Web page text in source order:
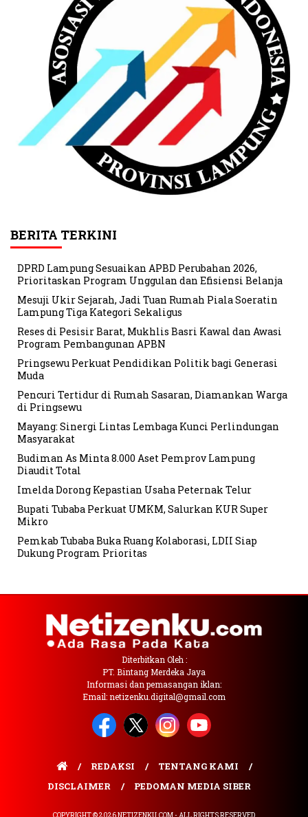
BERITA TERKINI
DPRD Lampung Sesuaikan APBD Perubahan 2026,
Prioritaskan Program Unggulan dan Efisiensi Belanja
Mesuji Ukir Sejarah, Jadi Tuan Rumah Piala Soeratin
Lampung Tiga Kategori Sekaligus
Reses di Pesisir Barat, Mukhlis Basri Kawal dan Awasi
Program Pembangunan APBN
Pringsewu Perkuat Pendidikan Politik bagi Generasi
Muda
Pencuri Tertidur di Rumah Sasaran, Diamankan Warga
di Pringsewu
Mayang: Sinergi Lintas Lembaga Kunci Perlindungan
Masyarakat
Budiman As Minta 8.000 Aset Pemprov Lampung
Diaudit Total
Imelda Dorong Kepastian Usaha Peternak Telur
Bupati Tubaba Perkuat UMKM, Salurkan KUR Super
Mikro
Pemkab Tubaba Buka Ruang Kolaborasi, LDII Siap
Dukung Program Prioritas
Diterbitkan Oleh :
PT. Bintang Merdeka Jaya
Informasi dan pemasangan iklan:
Email: netizenku.digital@gmail.com
REDAKSI
TENTANG KAMI
DISCLAIMER
PEDOMAN MEDIA SIBER
COPYRIGHT © 2026 NETIZENKU.COM - ALL RIGHTS RESERVED